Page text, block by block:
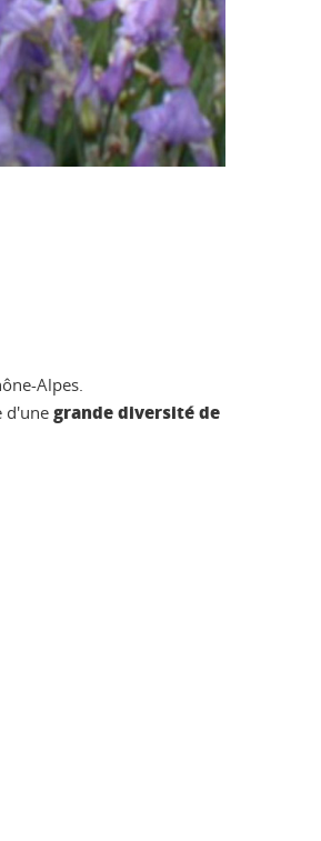
Alpes.
d'une grande diversité de